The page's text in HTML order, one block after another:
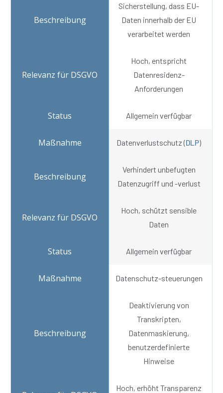
Sicherstellung, dass EU-
Daten innerhalb der EU
verarbeitet werden
Hoch, entspricht
Datenresidenz-
Anforderungen
Allgemein verfügbar
Datenverlustschutz (DLP)
Verhindert unbefugten
Datenzugriff und -verlust
Hoch, schützt sensible
Daten
Allgemein verfügbar
Datenschutz-steuerungen
Deaktivierung von
Transkripten,
Datenmaskierung,
benutzerdefinierte
Hinweise
Hoch, erhöht Transparenz